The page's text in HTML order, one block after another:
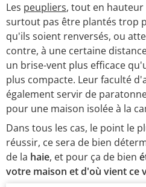
Les peupliers, tout en
surtout pas être plantés trop
qu'ils soient renversés, ou
contre, à une certaine
un brise-vent plus efficace
plus compacte. Leur faculté
également servir de
pour une maison isolée à la
Dans tous les cas, le point le
réussir, ce sera de bien
de la haie, et pour ça de bien
votre maison et d'où vient ce